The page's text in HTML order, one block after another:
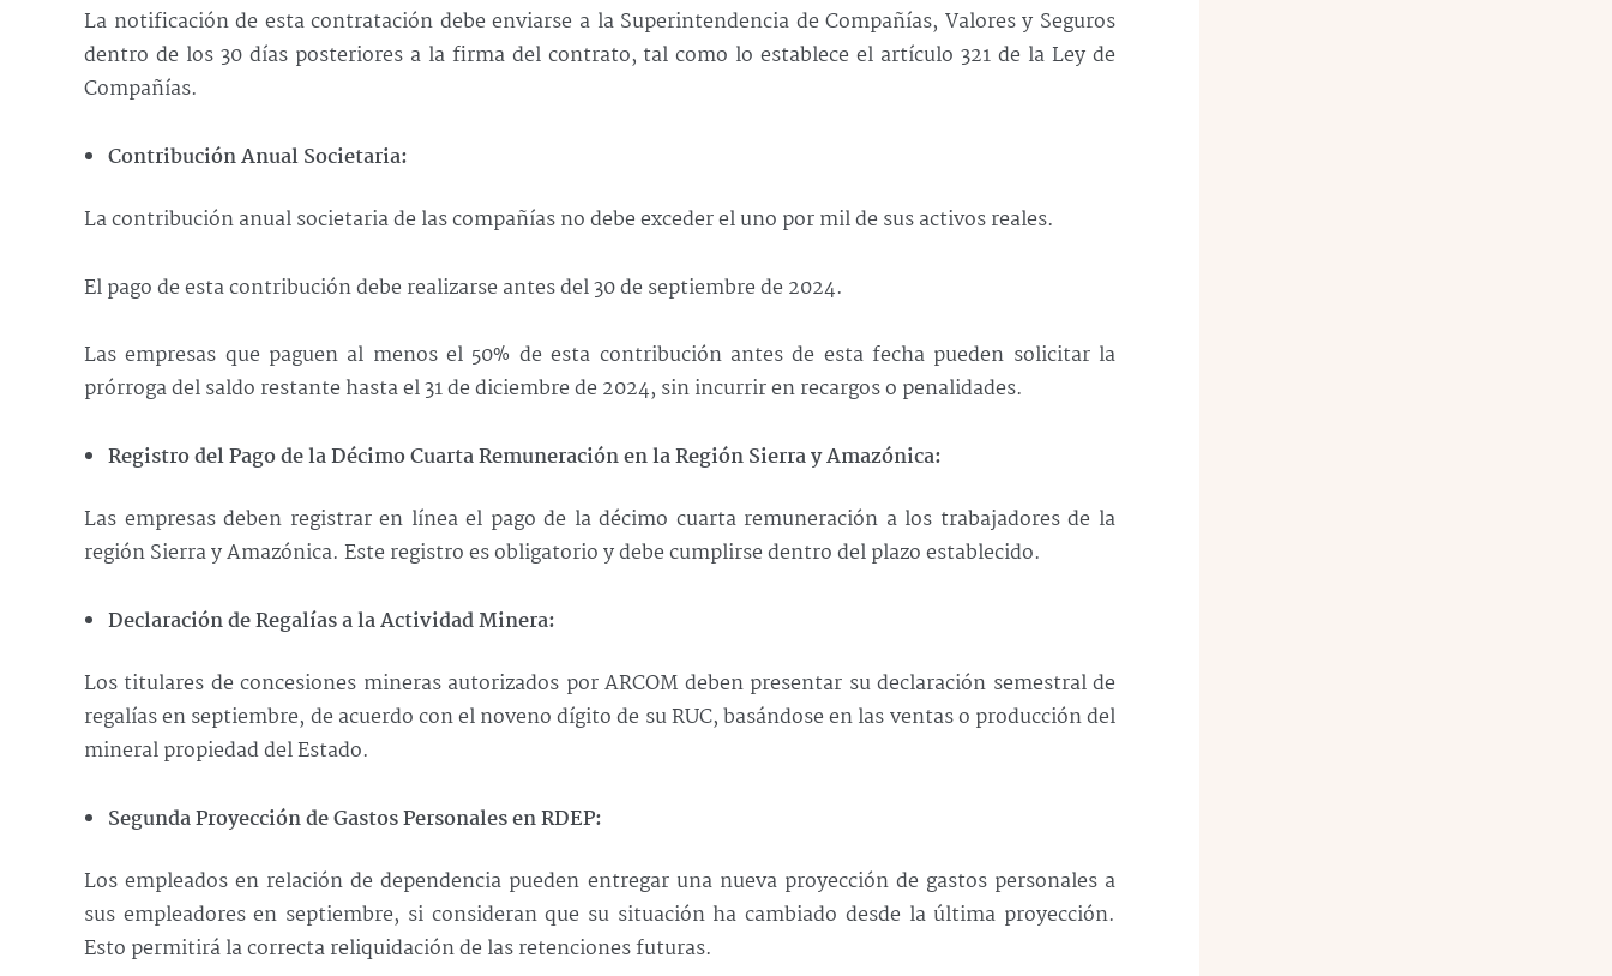
La notificación de esta contratación debe enviarse a la Superintendencia de Compañías, Valores y Seguros
dentro de los 30 días posteriores a la firma del contrato, tal como lo establece el artículo 321 de la Ley de
Compañías.
Contribución Anual Societaria:
La contribución anual societaria de las compañías no debe exceder el uno por mil de sus activos reales.
El pago de esta contribución debe realizarse antes del 30 de septiembre de 2024.
Las empresas que paguen al menos el 50% de esta contribución antes de esta fecha pueden solicitar la
prórroga del saldo restante hasta el 31 de diciembre de 2024, sin incurrir en recargos o penalidades.
Registro del Pago de la Décimo Cuarta Remuneración en la Región Sierra y Amazónica:
Las empresas deben registrar en línea el pago de la décimo cuarta remuneración a los trabajadores de la
región Sierra y Amazónica. Este registro es obligatorio y debe cumplirse dentro del plazo establecido.
Declaración de Regalías a la Actividad Minera:
Los titulares de concesiones mineras autorizados por ARCOM deben presentar su declaración semestral de
regalías en septiembre, de acuerdo con el noveno dígito de su RUC, basándose en las ventas o producción del
mineral propiedad del Estado.
Segunda Proyección de Gastos Personales en RDEP:
Los empleados en relación de dependencia pueden entregar una nueva proyección de gastos personales a
sus empleadores en septiembre, si consideran que su situación ha cambiado desde la última proyección.
Esto permitirá la correcta reliquidación de las retenciones futuras.